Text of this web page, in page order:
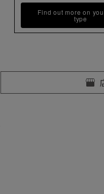
Find out more on
type